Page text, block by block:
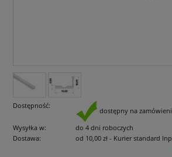
Dostępność:
dostępny na
Wysyłka w:
do 4 dni roboczych
Dostawa:
od 10,00 zł - Kurier standard
Cena nie zawiera ewentualnych kosztów